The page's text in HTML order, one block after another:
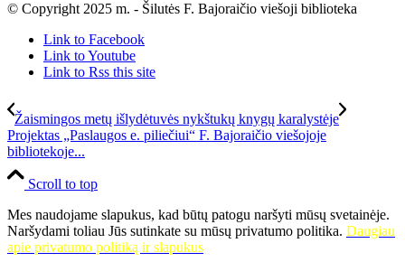
© Copyright 2025 m. - Šilutės F. Bajoraičio viešoji biblioteka
Link to Facebook
Link to Youtube
Link to Rss this site
Žaismingos metų išlydėtuvės nykštukų knygų karalystėje
Projektas „Paslaugos e. piliečiui“ F. Bajoraičio viešojoje
bibliotekoje...
Scroll to top
Mes naudojame slapukus, kad būtų patogu naršyti mūsų svetainėje.
Naršydami toliau Jūs sutinkate su mūsų privatumo politika. Daugiau
apie privatumo politiką ir slapukus